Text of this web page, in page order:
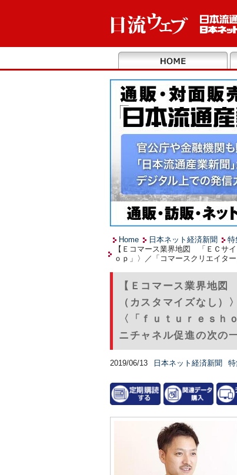
Home 日本ネット経済新聞
特
【Ｅコマース業界地図 「ＥＣサ
ｏｐ」〉／「コマースクリエイタ
【Ｅコマース業界地
（カスタマイズなし
〈「ｆｕｔｕｒｅｓｈ
ニチャネル促進の次の
2019/06/13 日本ネット経済新聞